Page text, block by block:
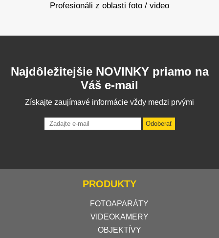
Profesionáli z oblasti foto / video
Najdôležitejšie NOVINKY priamo na
Váš e-mail
Získajte zaujímavé informácie vždy medzi prvými
Odoberať
PRODUKTY
FOTOAPARÁTY
VIDEOKAMERY
OBJEKTÍVY